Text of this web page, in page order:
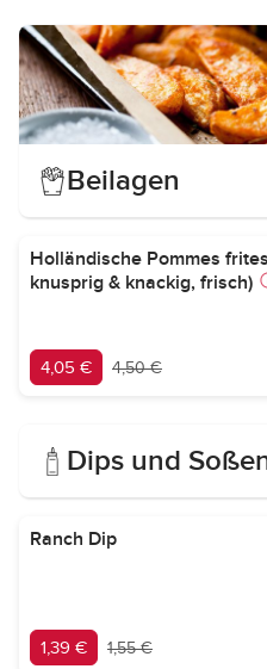
Beilagen
Holländische Pommes
knusprig & knackig, frisch)
4,05 € 4,50 €
Dips und
Ranch Dip
1,39 € 1,55 €